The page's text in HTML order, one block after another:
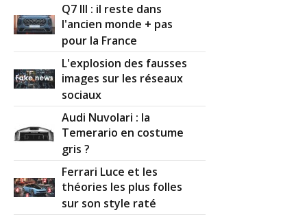
Q7 III : il reste dans
l'ancien monde + pas
pour la France
L'explosion des fausses
images sur les réseaux
sociaux
Audi Nuvolari : la
Temerario en costume
gris ?
Ferrari Luce et les
théories les plus folles
sur son style raté